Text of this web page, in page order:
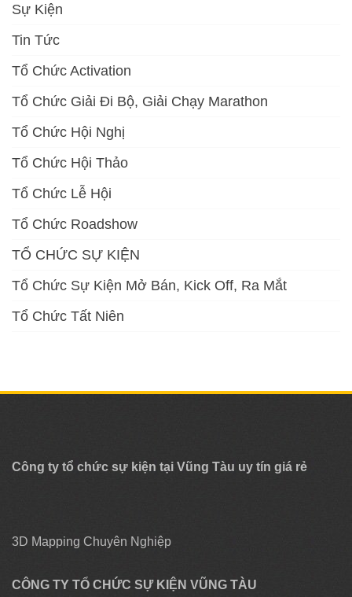
Sự Kiện
Tin Tức
Tổ Chức Activation
Tổ Chức Giải Đi Bộ, Giải Chạy Marathon
Tổ Chức Hội Nghị
Tổ Chức Hội Thảo
Tổ Chức Lễ Hội
Tổ Chức Roadshow
TỔ CHỨC SỰ KIỆN
Tổ Chức Sự Kiện Mở Bán, Kick Off, Ra Mắt
Tổ Chức Tất Niên
Công ty tổ chức sự kiện tại Vũng Tàu uy tín giá rẻ
3D Mapping Chuyên Nghiệp
CÔNG TY TỔ CHỨC SỰ KIỆN VŨNG TÀU